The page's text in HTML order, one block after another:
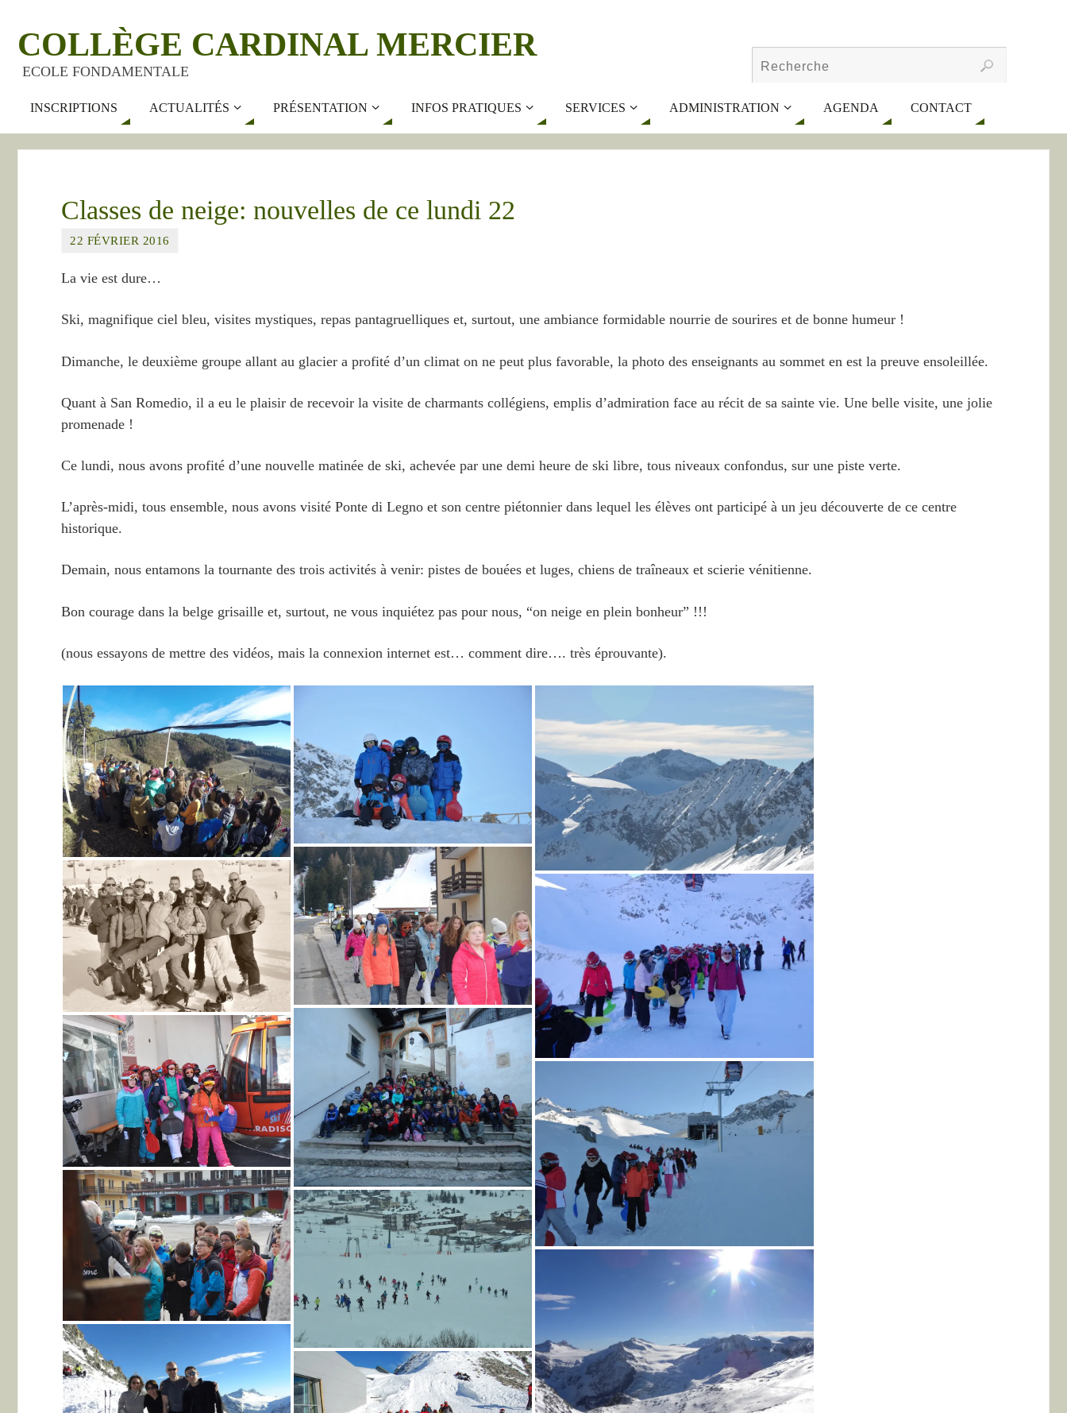
COLLÈGE CARDINAL MERCIER
ECOLE FONDAMENTALE
INSCRIPTIONS ACTUALITÉS PRÉSENTATION INFOS PRATIQUES SERVICES ADMINISTRATION AGENDA CONTACT
Classes de neige: nouvelles de ce lundi 22
22 FÉVRIER 2016
La vie est dure…
Ski, magnifique ciel bleu, visites mystiques, repas pantagruelliques et, surtout, une ambiance formidable nourrie de sourires et de bonne humeur !
Dimanche, le deuxième groupe allant au glacier a profité d’un climat on ne peut plus favorable, la photo des enseignants au sommet en est la preuve ensoleillée.
Quant à San Romedio, il a eu le plaisir de recevoir la visite de charmants collégiens, emplis d’admiration face au récit de sa sainte vie. Une belle visite, une jolie
promenade !
Ce lundi, nous avons profité d’une nouvelle matinée de ski, achevée par une demi heure de ski libre, tous niveaux confondus, sur une piste verte.
L’après-midi, tous ensemble, nous avons visité Ponte di Legno et son centre piétonnier dans lequel les élèves ont participé à un jeu découverte de ce centre
historique.
Demain, nous entamons la tournante des trois activités à venir: pistes de bouées et luges, chiens de traîneaux et scierie vénitienne.
Bon courage dans la belge grisaille et, surtout, ne vous inquiétez pas pour nous, “on neige en plein bonheur” !!!
(nous essayons de mettre des vidéos, mais la connexion internet est… comment dire…. très éprouvante).